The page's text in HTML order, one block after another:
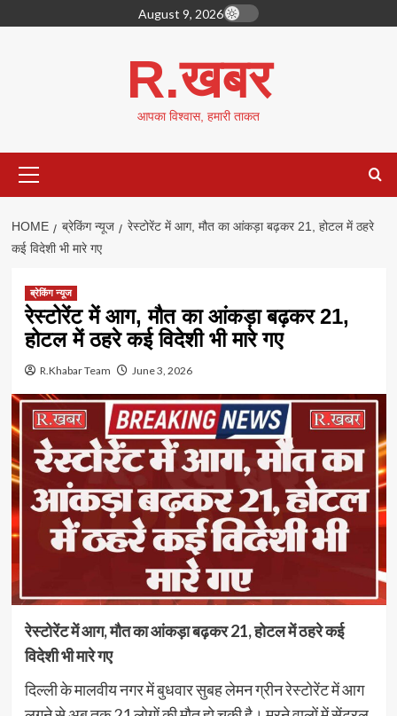
to
August 9, 2026
R.खबर
आपका विश्वास, हमारी ताकत
Menu
HOME ब्रेकिंग न्यूज
रेस्टोरेंट में आग, मौत का आंकड़ा बढ़कर 21, होटल में ठहरे
कई विदेशी भी मारे गए
ब्रेकिंग न्यूज
रेस्टोरेंट में आग, मौत का आंकड़ा बढ़कर 21,
होटल में ठहरे कई विदेशी भी मारे गए
R.Khabar Team June 3, 2026
रेस्टोरेंट में आग, मौत का आंकड़ा बढ़कर 21, होटल में ठहरे कई
विदेशी भी मारे गए
दिल्ली के मालवीय नगर में बुधवार सुबह लेमन ग्रीन रेस्टोरेंट में आग